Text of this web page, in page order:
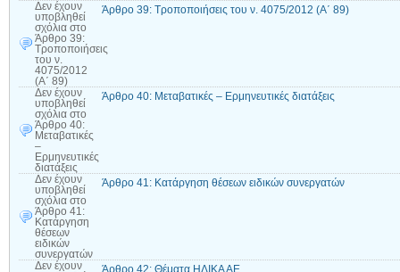
Δεν έχουν
υποβληθεί
σχόλια στο
Άρθρο 39:
Τροποποιήσεις
του ν.
4075/2012
(Α΄ 89)
Άρθρο 39: Τροποποιήσεις του ν. 4075/2012 (Α΄ 89)
Δεν έχουν
υποβληθεί
σχόλια στο
Άρθρο 40:
Μεταβατικές
–
Ερμηνευτικές
διατάξεις
Άρθρο 40: Μεταβατικές – Ερμηνευτικές διατάξεις
Δεν έχουν
υποβληθεί
σχόλια στο
Άρθρο 41:
Κατάργηση
θέσεων
ειδικών
συνεργατών
Άρθρο 41: Κατάργηση θέσεων ειδικών συνεργατών
Δεν έχουν
Άρθρο 42: Θέματα ΗΔΙΚΑ ΑΕ